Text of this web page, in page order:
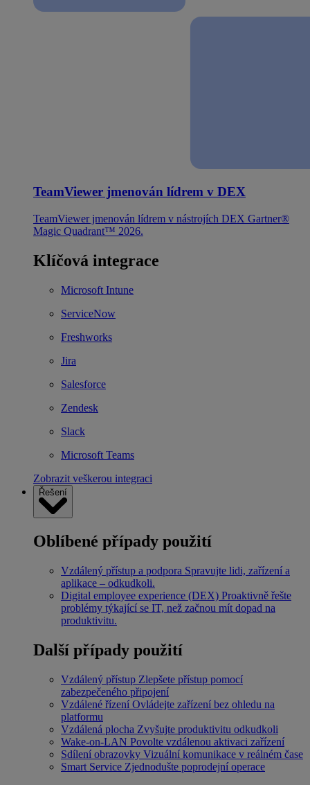
TeamViewer jmenován lídrem v DEX
TeamViewer jmenován lídrem v nástrojích DEX Gartner®
Magic Quadrant™ 2026.
Klíčová integrace
Microsoft Intune
ServiceNow
Freshworks
Jira
Salesforce
Zendesk
Slack
Microsoft Teams
Zobrazit veškerou integraci
Řešení
Oblíbené případy použití
Vzdálený přístup a podpora Spravujte lidi, zařízení a
aplikace – odkudkoli.
Digital employee experience (DEX) Proaktivně řešte
problémy týkající se IT, než začnou mít dopad na
produktivitu.
Další případy použití
Vzdálený přístup Zlepšete přístup pomocí
zabezpečeného připojení
Vzdálené řízení Ovládejte zařízení bez ohledu na
platformu
Vzdálená plocha Zvyšujte produktivitu odkudkoli
Wake-on-LAN Povolte vzdálenou aktivaci zařízení
Sdílení obrazovky Vizuální komunikace v reálném čase
Smart Service Zjednodušte poprodejní operace